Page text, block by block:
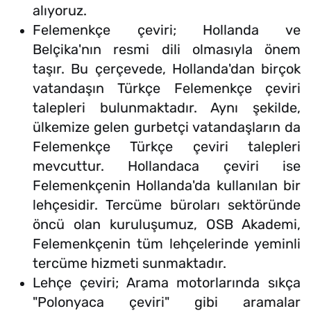
alıyoruz.
Felemenkçe çeviri; Hollanda ve
Belçika'nın resmi dili olmasıyla önem
taşır. Bu çerçevede, Hollanda'dan birçok
vatandaşın Türkçe Felemenkçe çeviri
talepleri bulunmaktadır. Aynı şekilde,
ülkemize gelen gurbetçi vatandaşların da
Felemenkçe Türkçe çeviri talepleri
mevcuttur. Hollandaca çeviri ise
Felemenkçenin Hollanda'da kullanılan bir
lehçesidir. Tercüme büroları sektöründe
öncü olan kuruluşumuz, OSB Akademi,
Felemenkçenin tüm lehçelerinde yeminli
tercüme hizmeti sunmaktadır.
Lehçe çeviri; Arama motorlarında sıkça
"Polonyaca çeviri" gibi aramalar